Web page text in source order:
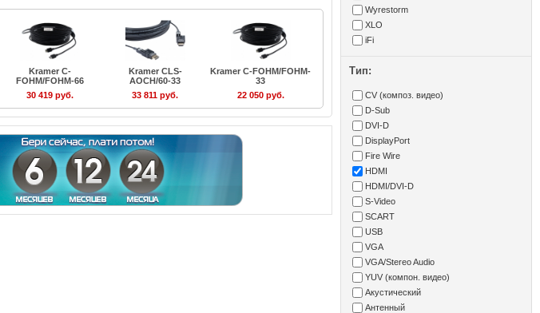
Kramer C-
FOHM/FOHM-66
30 419 руб.
Kramer CLS-
AOCH/60-33
33 811 руб.
Kramer C-FOHM/FOHM-
33
22 050 руб.
Wyrestorm
XLO
iFi
Тип:
CV (композ. видео)
D-Sub
DVI-D
DisplayPort
Fire Wire
HDMI
HDMI/DVI-D
S-Video
SCART
USB
VGA
VGA/Stereo Audio
YUV (компон. видео)
Акустический
Антенный